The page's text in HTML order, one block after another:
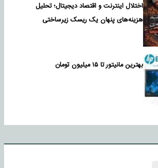
اختلال اینترنت و اقتصاد دیجیتال؛ تحلیل
هزینه‌های پنهان یک ریسک زیرساختی
بهترین مانیتور تا ۱۵ میلیون تومان